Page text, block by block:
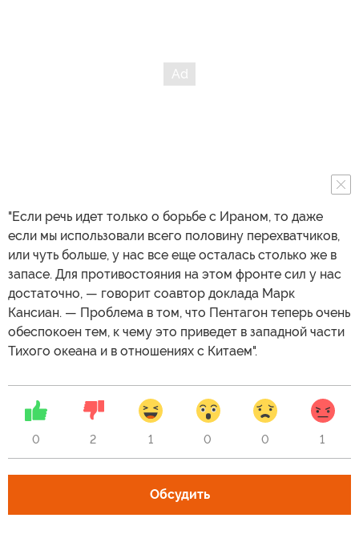
"Если речь идет только о борьбе с Ираном, то даже
если мы использовали всего половину перехватчиков,
или чуть больше, у нас все еще осталась столько же в
запасе. Для противостояния на этом фронте сил у нас
достаточно, — говорит соавтор доклада Марк
Кансиан. — Проблема в том, что Пентагон теперь очень
обеспокоен тем, к чему это приведет в западной части
Тихого океана и в отношениях с Китаем".
0 2 1 0 0 1
Обсудить